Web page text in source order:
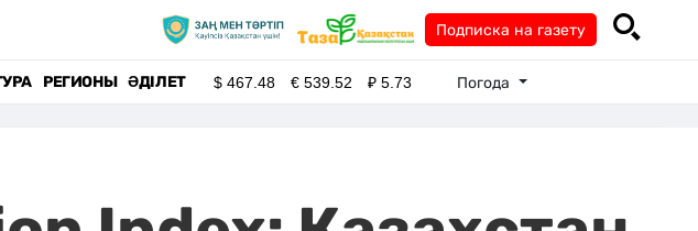
Подписка на газету
РЕГИОНЫ ӘДІЛЕТ $467.48 €539.52 ₽5.73 Погода